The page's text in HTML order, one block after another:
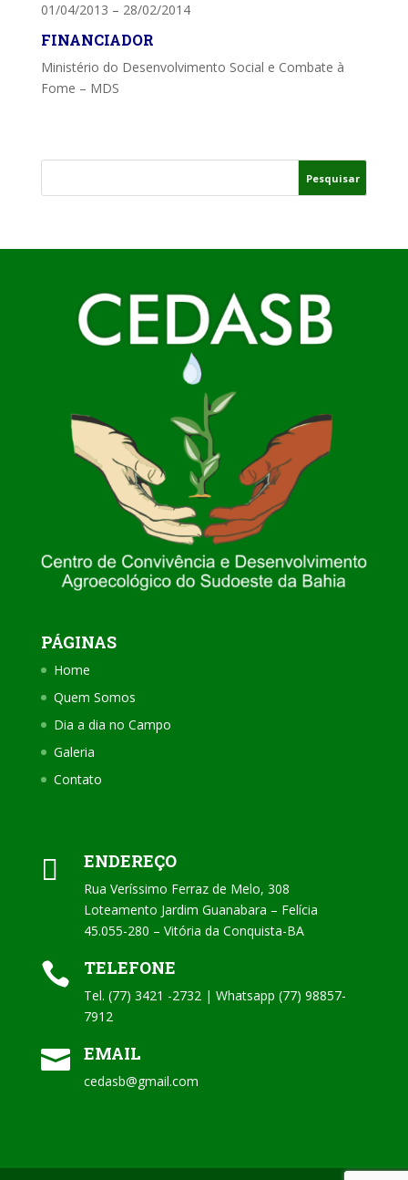
01/04/2013 – 28/02/2014
FINANCIADOR
Ministério do Desenvolvimento Social e Combate à
Fome – MDS
PÁGINAS
Home
Quem Somos
Dia a dia no Campo
Galeria
Contato
 ENDEREÇO
Rua Veríssimo Ferraz de Melo, 308
Loteamento Jardim Guanabara – Felícia
45.055-280 – Vitória da Conquista-BA
 TELEFONE
Tel. (77) 3421 -2732 | Whatsapp (77) 98857-
7912
 EMAIL
cedasb@gmail.com